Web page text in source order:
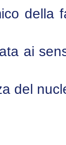
della
ai
del